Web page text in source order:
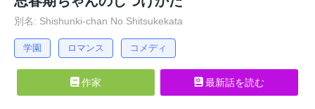
別名: Shishunki-chan No Shitsukekata
学園 ロマンス コメディ
作家 最新話を読む